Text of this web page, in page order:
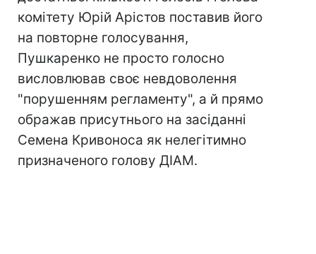
комітету Юрій Арістов поставив його
на повторне голосування,
Пушкаренко не просто голосно
висловлював своє невдоволення
"порушенням регламенту", а й прямо
ображав присутнього на засіданні
Семена Кривоноса як нелегітимно
призначеного голову ДІАМ.